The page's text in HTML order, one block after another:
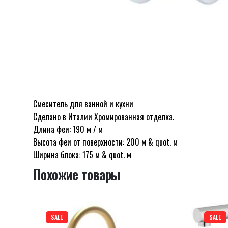
Смеситель для ванной и кухни
Сделано в Италии Хромированная отделка.
Длина феи: 190 м / м
Высота феи от поверхности: 200 м & quot. м
Ширина блока: 175 м & quot. м
Отзывов пока нет.
Будьте первым, кто оставил отзыв на
Ваш адрес email не будет опубликован.
Оцените этот товар:
LEAVE A REPLY
Похожие товары
SALE SALE